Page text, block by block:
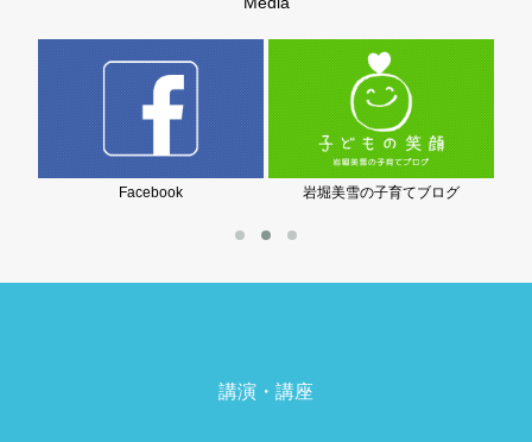
Facebook 岩堀美雪の子育てブログ
講演・講座